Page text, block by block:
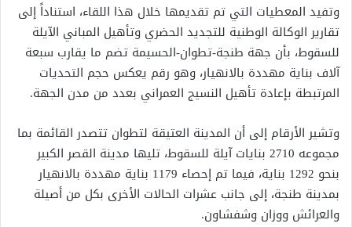
وتفيد المعطيات التي تم تقديمها خلال هذا اللقاء، استناداً إلى
تقارير الوكالة الوطنية للتجديد الحضري وتأهيل المباني الآيلة
للسقوط، بأن جهة طنجة-تطوان-الحسيمة تضم ما يقارب سبعة
آلاف بناية مهددة بالانهيار، وهو رقم يعكس حجم التحديات
المرتبطة بإعادة تأهيل النسيج العمراني بعدد من مدن الجهة.
وتشير الأرقام إلى أن المدينة العتيقة لتطوان تتصدر القائمة بما
مجموعه 2710 بنايات آيلة للسقوط، تليها مدينة القصر الكبير
بنحو 1292 بناية، فيما تم إحصاء 1179 بناية مهددة بالانهيار
بمدينة طنجة، إلى جانب عشرات الحالات الأخرى بكل من أصيلة
والعرائش ووزان وشفشاون.